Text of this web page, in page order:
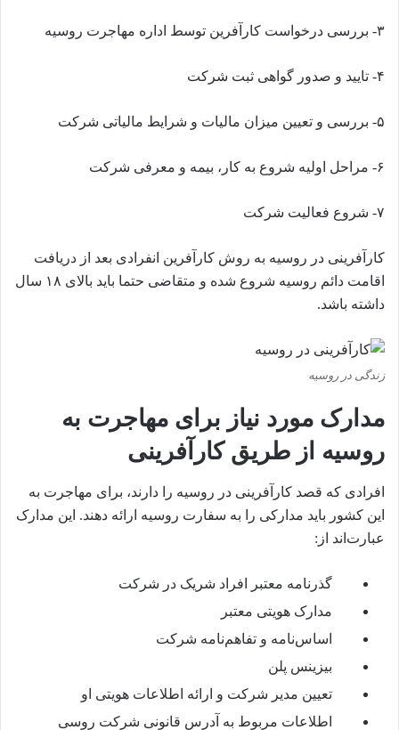
۳- بررسی درخواست کارآفرین توسط اداره مهاجرت روسیه
۴- تایید و صدور گواهی ثبت شرکت
۵- بررسی و تعیین میزان مالیات و شرایط مالیاتی شرکت
۶- مراحل اولیه شروع به کار، بیمه و معرفی شرکت
۷- شروع فعالیت شرکت
کارآفرینی در روسیه به روش کارآفرین انفرادی بعد از دریافت
اقامت دائم روسیه شروع شده و متقاضی حتما باید بالای ۱۸ سال
داشته باشد.
زندگی در روسیه
مدارک مورد نیاز برای مهاجرت به
روسیه از طریق کارآفرینی
افرادی که قصد کارآفرینی در روسیه را دارند، برای مهاجرت به
این کشور باید مدارکی را به سفارت روسیه ارائه دهند. این مدارک
عبارت‌اند از:
گذرنامه معتبر افراد شریک در شرکت
مدارک هویتی معتبر
اساس‌نامه و تفاهم‌نامه شرکت
بیزینس پلن
تعیین مدیر شرکت و ارائه اطلاعات هویتی او
اطلاعات مربوط به آدرس قانونی شرکت روسی